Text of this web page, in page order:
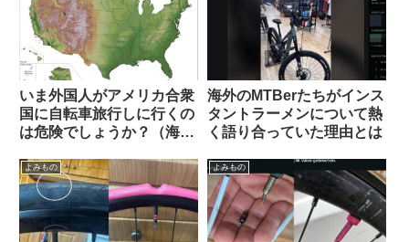
いま外国人がアメリカ合衆
国に自転車旅行しに行くの
は危険でしょうか？（海外
海外のMTBerたちがインス
タントラーメンについて熱
く語り合っていた理由とは
よみもの よみもの